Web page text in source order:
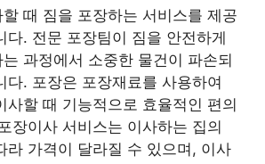
때 짐을 포장하는 서비스를 제공
다. 전문 포장팀이 짐을 안전하게
과정에서 소중한 물건이 파손되
다. 포장은 포장재료를 사용하여
사할 때 기능적으로 효율적인 편의
장이사 서비스는 이사하는 집의
라 가격이 달라질 수 있으며, 이사